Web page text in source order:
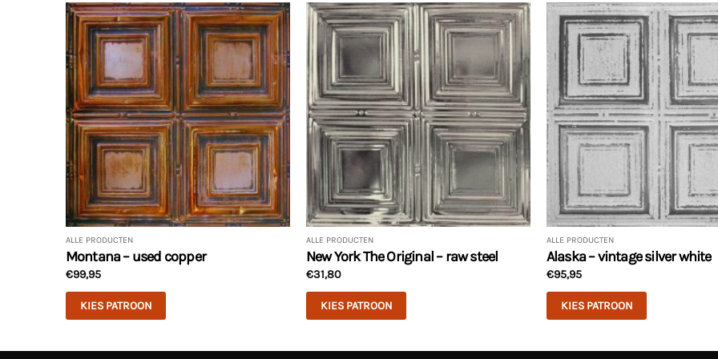
ALLE PRODUCTEN
Montana – used copper
€99,95
KIES PATROON
ALLE PRODUCTEN
New York The Original – raw steel
€31,80
KIES PATROON
ALLE PRODUCTEN
Alaska – vintage silver white
€95,95
KIES PATROON